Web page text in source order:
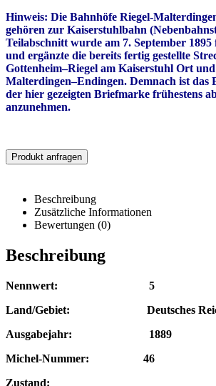
Hinweis: Die Bahnhöfe Riegel-
gehören zur Kaiserstuhlbahn
Teilabschnitt wurde am 7. September
und ergänzte die bereits fertig gestellte
Gottenheim–Riegel am Kaiserstuhl Ort
Malterdingen–Endingen. Demnach ist das
der hier gezeigten Briefmarke frühestens
anzunehmen.
Produkt anfragen
Beschreibung
Zusätzliche Informationen
Bewertungen (0)
Beschreibung
Nennwert: 5
Land/Gebiet: Deutsches
Ausgabejahr: 1889
Michel-Nummer: 46
Zustand: